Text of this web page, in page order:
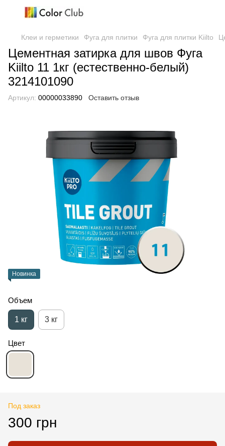
Клеи и герметики Фуга для плитки Фуга для плитки Kiilto
Цементная затирка для швов Фуга
Kiilto 11 1кг (естественно-белый)
3214101090
Артикул: 00000033890 Оставить отзыв
Новинка
Объем
1 кг 3 кг
Цвет
Под заказ
300 грн